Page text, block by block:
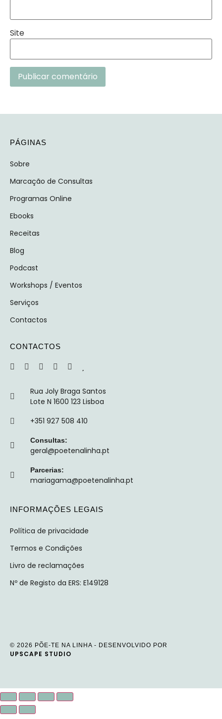
Site
PÁGINAS
Sobre
Marcação de Consultas
Programas Online
Ebooks
Receitas
Blog
Podcast
Workshops / Eventos
Serviços
Contactos
CONTACTOS
Rua Joly Braga Santos
Lote N 1600 123 Lisboa
+351 927 508 410
Consultas:
geral@poetenalinha.pt
Parcerias:
mariagama@poetenalinha.pt
INFORMAÇÕES LEGAIS
Política de privacidade
Termos e Condições
Livro de reclamações
Nº de Registo da ERS: E149128
© 2026 PÕE-TE NA LINHA - DESENVOLVIDO POR
UPSCAPE STUDIO